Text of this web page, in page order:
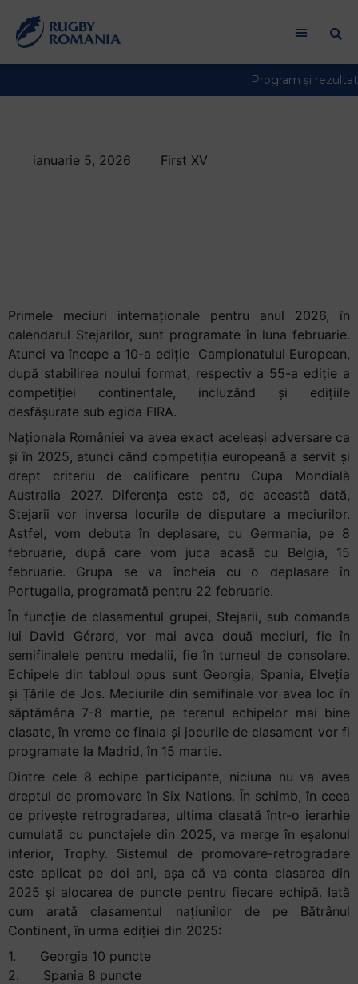
ianuarie 5, 2026 First XV
Primele meciuri internaționale pentru anul 2026, în
calendarul Stejarilor, sunt programate în luna februarie.
Atunci va începe a 10-a ediție Campionatului European,
după stabilirea noului format, respectiv a 55-a ediție a
competiției continentale, incluzând și edițiile
desfășurate sub egida FIRA.
Naționala României va avea exact aceleași adversare ca
și în 2025, atunci când competiția europeană a servit și
drept criteriu de calificare pentru Cupa Mondială
Australia 2027. Diferența este că, de această dată,
Stejarii vor inversa locurile de disputare a meciurilor.
Astfel, vom debuta în deplasare, cu Germania, pe 8
februarie, după care vom juca acasă cu Belgia, 15
februarie. Grupa se va încheia cu o deplasare în
Portugalia, programată pentru 22 februarie.
În funcție de clasamentul grupei, Stejarii, sub comanda
lui David Gérard, vor mai avea două meciuri, fie în
semifinalele pentru medalii, fie în turneul de consolare.
Echipele din tabloul opus sunt Georgia, Spania, Elveția
și Țările de Jos. Meciurile din semifinale vor avea loc în
săptămâna 7-8 martie, pe terenul echipelor mai bine
clasate, în vreme ce finala și jocurile de clasament vor fi
programate la Madrid, în 15 martie.
Dintre cele 8 echipe participante, niciuna nu va avea
dreptul de promovare în Six Nations. În schimb, în ceea
ce privește retrogradarea, ultima clasată într-o ierarhie
cumulată cu punctajele din 2025, va merge în eșalonul
inferior, Trophy. Sistemul de promovare-retrogradare
este aplicat pe doi ani, așa că va conta clasarea din
2025 și alocarea de puncte pentru fiecare echipă. Iată
cum arată clasamentul națiunilor de pe Bătrânul
Continent, în urma ediției din 2025:
1. Georgia 10 puncte
2. Spania 8 puncte